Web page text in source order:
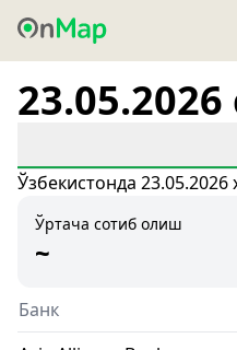
Ўзбекистонда 23.05.2026
Ўртача сотиб олиш
~
Банк